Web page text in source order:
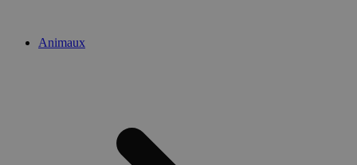
Animaux